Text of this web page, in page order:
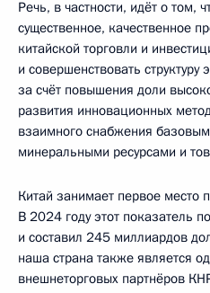
Речь, в частности, идёт о том,
существенное, качественное
китайской торговли и
и совершенствовать структуру
за счёт повышения доли
развития инновационных
взаимного снабжения
минеральными ресурсами и
Китай занимает первое место
В 2024 году этот показатель
и составил 245 миллиардов
наша страна также является
внешнеторговых партнёров